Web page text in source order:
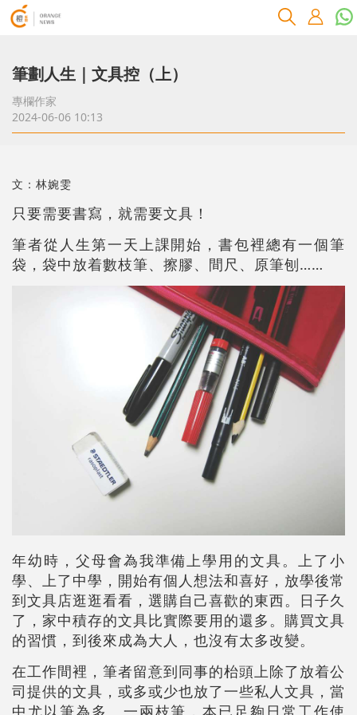
筆劃人生｜文具控（上）
專欄作家
2024-06-06 10:13
文：林婉雯
只要需要書寫，就需要文具！
筆者從人生第一天上課開始，書包裡總有一個筆
袋，袋中放着數枝筆、擦膠、間尺、原筆刨……
年幼時，父母會為我準備上學用的文具。上了小
學、上了中學，開始有個人想法和喜好，放學後常
到文具店逛逛看看，選購自己喜歡的東西。日子久
了，家中積存的文具比實際要用的還多。購買文具
的習慣，到後來成為大人，也沒有太多改變。
在工作間裡，筆者留意到同事的枱頭上除了放着公
司提供的文具，或多或少也放了一些私人文具，當
中尤以筆為多。一兩枝筆，本已足夠日常工作使